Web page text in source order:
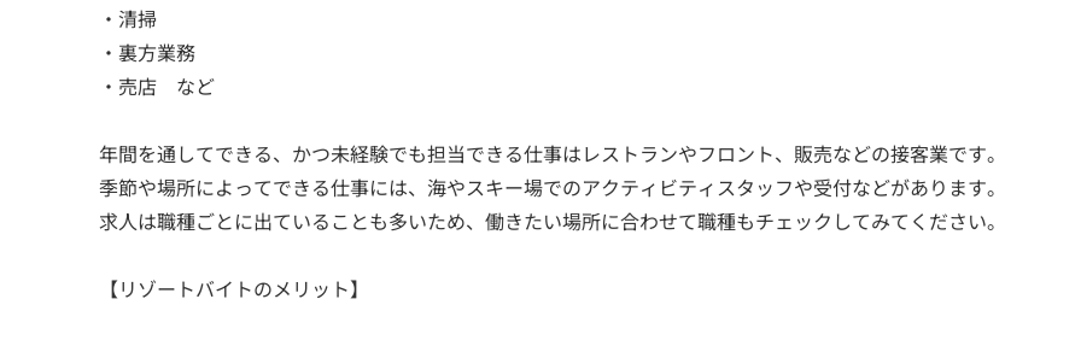
・清掃
・裏方業務
・売店 など
年間を通してできる、かつ未経験でも担当できる仕事はレストランやフロント、販売などの接客業です。
季節や場所によってできる仕事には、海やスキー場でのアクティビティスタッフや受付などがあります。
求人は職種ごとに出ていることも多いため、働きたい場所に合わせて職種もチェックしてみてください。
【リゾートバイトのメリット】